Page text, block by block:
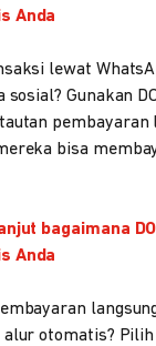
Anda
lewat
sosial? Gunakan
pembayaran
bisa
bagaimana
Anda
alur otomatis? Pilih